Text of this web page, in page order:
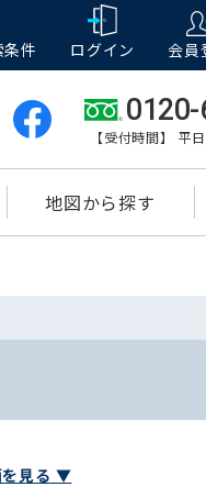
件 ログイン 会員
【受付時間】 平日
地図から探す
を見る ▼